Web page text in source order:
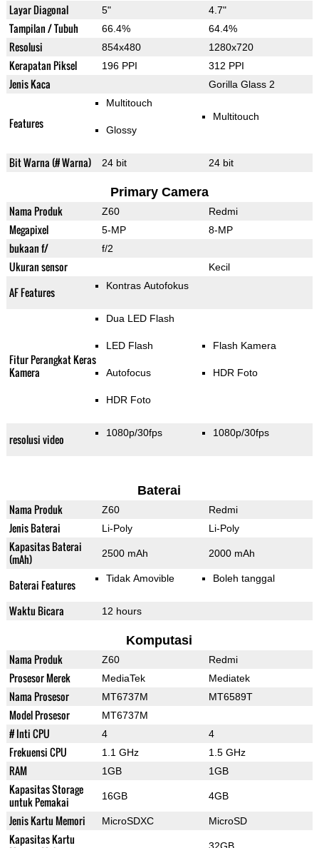
Layar Diagonal 5" 4.7"
Tampilan / Tubuh 66.4% 64.4%
Resolusi 854x480 1280x720
Kerapatan Piksel 196 PPI 312 PPI
Jenis Kaca Gorilla Glass 2
Features
Multitouch
Glossy
Multitouch
Bit Warna (# Warna) 24 bit 24 bit
Primary Camera
Nama Produk Z60 Redmi
Megapixel 5-MP 8-MP
bukaan f/ f/2
Ukuran sensor Kecil
AF Features Kontras Autofokus
Fitur Perangkat Keras
Kamera
Dua LED Flash
LED Flash
Autofocus
HDR Foto
Flash Kamera
HDR Foto
resolusi video 1080p/30fps 1080p/30fps
Baterai
Nama Produk Z60 Redmi
Jenis Baterai Li-Poly Li-Poly
Kapasitas Baterai
(mAh)
2500 mAh 2000 mAh
Baterai Features Tidak Amovible Boleh tanggal
Waktu Bicara 12 hours
Komputasi
Nama Produk Z60 Redmi
Prosesor Merek MediaTek Mediatek
Nama Prosesor MT6737M MT6589T
Model Prosesor MT6737M
# Inti CPU 4 4
Frekuensi CPU 1.1 GHz 1.5 GHz
RAM 1GB 1GB
Kapasitas Storage
untuk Pemakai
16GB 4GB
Jenis Kartu Memori MicroSDXC MicroSD
Kapasitas Kartu